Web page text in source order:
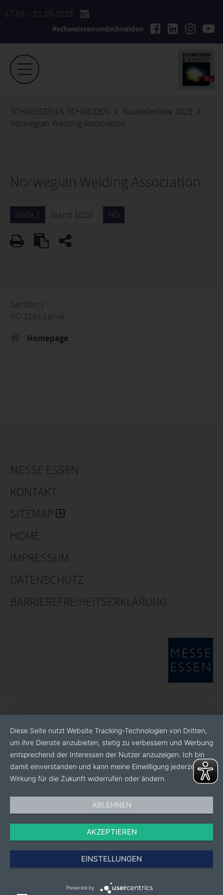
17.09. - 21.09.2029
#schweissenundschneiden
SCHWEISSEN & SCHNEIDEN
Ausstellerliste 2025
Norwegian Welding Association
Norwegian Welding Association
Halle 1 Stand 1D20 NO
Sanden 1
NO 3264 Larvik
Homepage
MESSE ESSEN
KONTAKT
SITEMAP
HOME
IMPRESSUM
DATENSCHUTZ
BARRIEREFREIHEITSERKLÄRUNG
Diese Seite nutzt Website Tracking-Technologien von Dritten,
um ihre Dienste anzubieten, stetig zu verbessern und Werbung
entsprechend der Interessen der Nutzer anzuzeigen. Ich bin
damit einverstanden und kann meine Einwilligung jederzeit mit
Wirkung für die Zukunft widerrufen oder ändern.
ABLEHNEN
AKZEPTIEREN
EINSTELLUNGEN
Powered by